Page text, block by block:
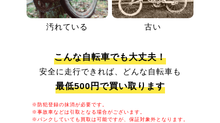
汚れている 古い
こんな自転車でも大丈夫！
安全に走行できれば、どんな自転車も
最低500円で買い取ります
※防犯登録の抹消が必要です。
※事故車などは引取となる場合がございます。
※パンクしていても買取は可能ですが、保証対象外となります。